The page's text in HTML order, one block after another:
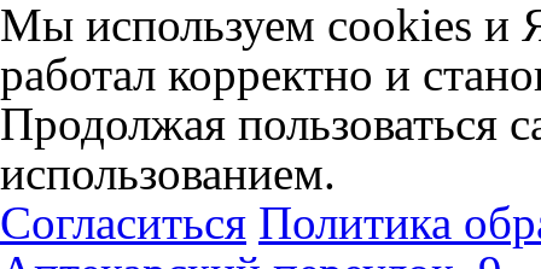
Мы используем cookies и
работал корректно и
Продолжая пользоваться
использованием.
Согласиться Политика